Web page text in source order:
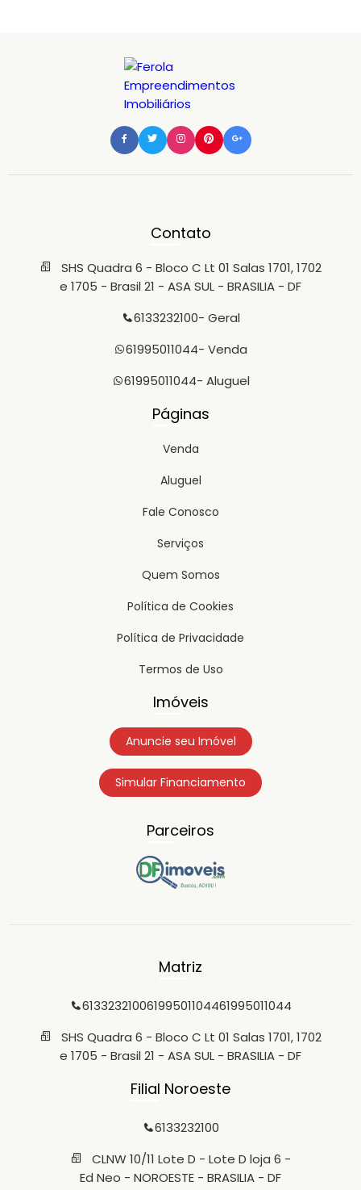
Contato
SHS Quadra 6 - Bloco C Lt 01 Salas 1701, 1702
e 1705 - Brasil 21 - ASA SUL - BRASILIA - DF
6133232100- Geral
61995011044- Venda
61995011044- Aluguel
Páginas
Venda
Aluguel
Fale Conosco
Serviços
Quem Somos
Política de Cookies
Política de Privacidade
Termos de Uso
Imóveis
Anuncie seu Imóvel
Simular Financiamento
Parceiros
Matriz
61332321006199501104461995011044
SHS Quadra 6 - Bloco C Lt 01 Salas 1701, 1702
e 1705 - Brasil 21 - ASA SUL - BRASILIA - DF
Filial Noroeste
6133232100
CLNW 10/11 Lote D - Lote D loja 6 -
Ed Neo - NOROESTE - BRASILIA - DF